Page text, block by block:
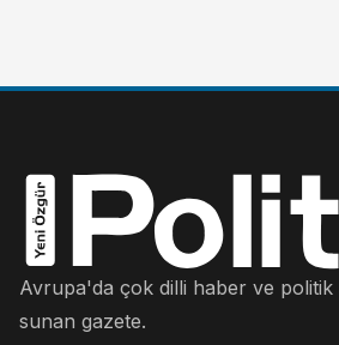
Avrupa'da çok dilli haber ve politik
sunan gazete.